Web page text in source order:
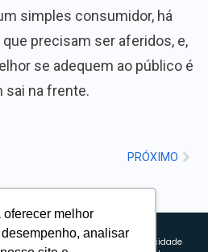
melhor
analisar
simples consumidor, há
precisam ser aferidos, e,
se adequem ao público é
sai na frente.
PRÓXIMO
Sobre nós
Política de privacidade